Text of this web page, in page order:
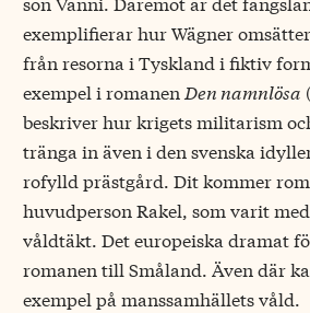
exemplifierar hur Wägner
från resorna i Tyskland i fiktiv
exempel i romanen Den namnlösa
beskriver hur krigets militarism
tränga in även i den svenska
rofylld prästgård. Dit kommer
huvudperson Rakel, som varit
våldtäkt. Det europeiska dramat
romanen till Småland. Även där
exempel på manssamhällets våld.